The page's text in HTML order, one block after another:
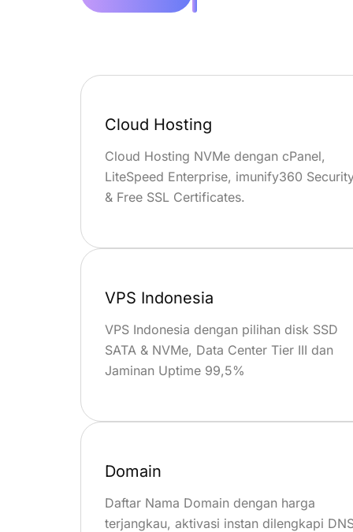
Cloud Hosting
Cloud Hosting NVMe dengan cPanel,
LiteSpeed Enterprise, imunify360
& Free SSL Certificates.
VPS Indonesia
VPS Indonesia dengan pilihan disk SSD
SATA & NVMe, Data Center Tier III dan
Jaminan Uptime 99,5%
Domain
Daftar Nama Domain dengan harga
terjangkau, aktivasi instan dilengkapi